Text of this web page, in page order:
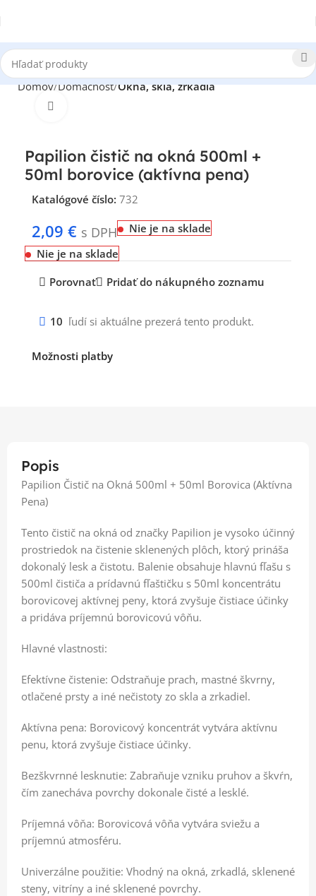
Domov Domácnosť Okná, sklá, zrkadlá
Papilion čistič na okná 500ml +
50ml borovice (aktívna pena)
Katalógové číslo: 732
2,09 € s DPH
Nie je na sklade
Nie je na sklade
Porovnať Pridať do nákupného zoznamu
10 ľudí si aktuálne prezerá tento produkt.
Možnosti platby
Popis
Papilion Čistič na Okná 500ml + 50ml Borovica (Aktívna
Pena)
Tento čistič na okná od značky Papilion je vysoko účinný
prostriedok na čistenie sklenených plôch, ktorý prináša
dokonalý lesk a čistotu. Balenie obsahuje hlavnú fľašu s
500ml čističa a prídavnú fľaštičku s 50ml koncentrátu
borovicovej aktívnej peny, ktorá zvyšuje čistiace účinky
a pridáva príjemnú borovicovú vôňu.
Hlavné vlastnosti:
Efektívne čistenie: Odstraňuje prach, mastné škvrny,
otlačené prsty a iné nečistoty zo skla a zrkadiel.
Aktívna pena: Borovicový koncentrát vytvára aktívnu
penu, ktorá zvyšuje čistiace účinky.
Bezškvrnné lesknutie: Zabraňuje vzniku pruhov a škvŕn,
čím zanecháva povrchy dokonale čisté a lesklé.
Príjemná vôňa: Borovicová vôňa vytvára sviežu a
príjemnú atmosféru.
Univerzálne použitie: Vhodný na okná, zrkadlá, sklenené
steny, vitríny a iné sklenené povrchy.